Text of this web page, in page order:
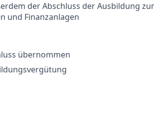
der Abschluss der Ausbildung
und Finanzanlagen
übernommen